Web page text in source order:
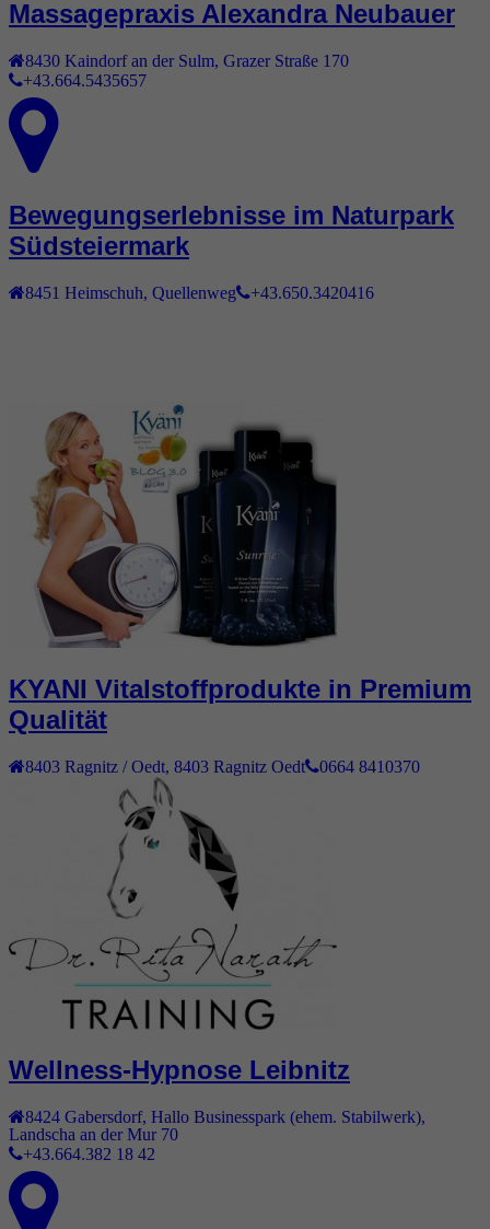
Massagepraxis Alexandra Neubauer
8430 Kaindorf an der Sulm Grazer Straße 170
+43.664.5435657
Bewegungserlebnisse im Naturpark
Südsteiermark
8451 Heimschuh Quellenweg +43.650.3420416
KYANI Vitalstoffprodukte in Premium
Qualität
8403 Ragnitz / Oedt 8403 Ragnitz Oedt 0664 8410370
Wellness-Hypnose Leibnitz
8424 Gabersdorf, Hallo Businesspark (ehem. Stabilwerk),
Landscha an der Mur 70
+43.664.382 18 42